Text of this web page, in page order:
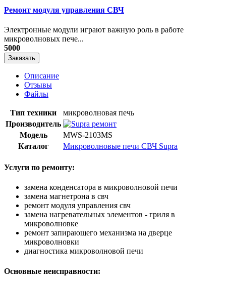
Ремонт модуля управления СВЧ
​Электронные модули играют важную роль в работе
микроволновых пече...
5000
Заказать
Описание
Отзывы
Файлы
Тип техники
микроволновая печь
Производитель
Модель
MWS-2103MS
Каталог
Микроволновые печи СВЧ Supra
Услуги по ремонту:
замена конденсатора в микроволновой печи
замена магнетрона в свч
ремонт модуля управления свч
замена нагревательных элементов - гриля в
микроволновке
ремонт запирающего механизма на дверце
микроволновки
диагностика микроволновой печи
Основные неисправности: